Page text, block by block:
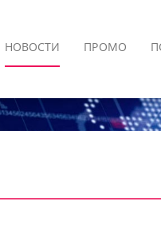
НОВОСТИ ПРОМО